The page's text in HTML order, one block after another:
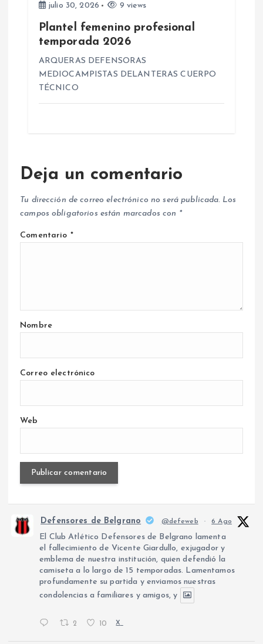
julio 30, 2026 9 views
Plantel femenino profesional
temporada 2026
ARQUERAS DEFENSORAS
MEDIOCAMPISTAS DELANTERAS CUERPO
TÉCNICO
Deja un comentario
Tu dirección de correo electrónico no será publicada. Los
campos obligatorios están marcados con *
Comentario *
Nombre
Correo electrónico
Web
Defensores de Belgrano @defeweb · 6 Ago
El Club Atlético Defensores de Belgrano lamenta
el fallecimiento de Vicente Giardullo, exjugador y
emblema de nuestra institución, quien defendió la
camiseta a lo largo de 15 temporadas. Lamentamos
profundamente su partida y enviamos nuestras
condolencias a familiares y amigos, y
2 10 X